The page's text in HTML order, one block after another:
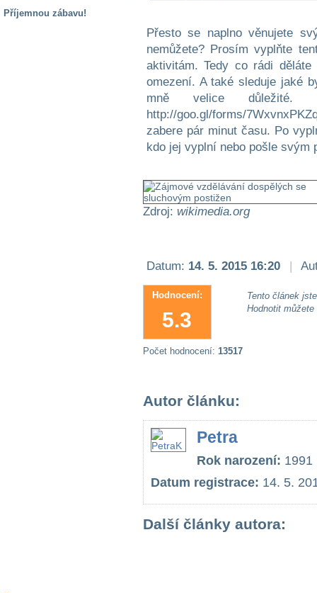
Příjemnou zábavu!
Přesto se naplno věnujete
nemůžete? Prosím vyplňte
aktivitám. Tedy co rádi
omezení. A také sleduje jaké
mně velice
http://goo.gl/forms/
zabere pár minut času. Po
kdo jej vyplní nebo pošle svým
Zdroj: wikimedia.org
Datum: 14. 5. 2015 16:20 |
Hodnocení:
5.3
Tento článek
Hodnotit
Počet hodnocení: 13517
Autor článku:
Petra
Rok narození: 1991
Datum registrace: 14. 5.
Další články autora: